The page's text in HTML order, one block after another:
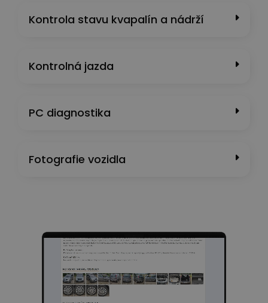
Kontrola stavu kvapalín a nádrží
Kontrolná jazda
PC diagnostika
Fotografie vozidla